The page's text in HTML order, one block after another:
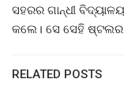
ସହରର ଗାନ୍ଧୀ
କଲେ। ସେ ସେହି ଷ୍ଟଲର
RELATED POSTS